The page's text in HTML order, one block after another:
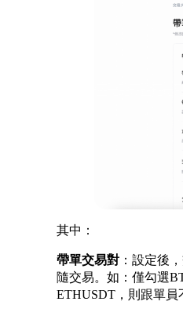
其中：
帶單交易對 ：設定後
隨交易。如：僅勾選
ETHUSDT，則跟單員